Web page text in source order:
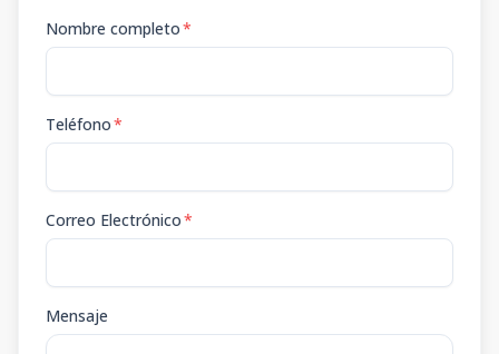
Nombre completo*
Teléfono*
Correo Electrónico*
Mensaje